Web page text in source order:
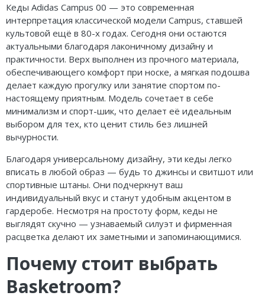
Кеды Adidas Campus 00 — это современная
интерпретация классической модели Campus, ставшей
культовой ещё в 80-х годах. Сегодня они остаются
актуальными благодаря лаконичному дизайну и
практичности. Верх выполнен из прочного материала,
обеспечивающего комфорт при носке, а мягкая подошва
делает каждую прогулку или занятие спортом по-
настоящему приятным. Модель сочетает в себе
минимализм и спорт-шик, что делает её идеальным
выбором для тех, кто ценит стиль без лишней
вычурности.
Благодаря универсальному дизайну, эти кеды легко
вписать в любой образ — будь то джинсы и свитшот или
спортивные штаны. Они подчеркнут ваш
индивидуальный вкус и станут удобным акцентом в
гардеробе. Несмотря на простоту форм, кеды не
выглядят скучно — узнаваемый силуэт и фирменная
расцветка делают их заметными и запоминающимися.
Почему стоит выбрать
Basketroom?